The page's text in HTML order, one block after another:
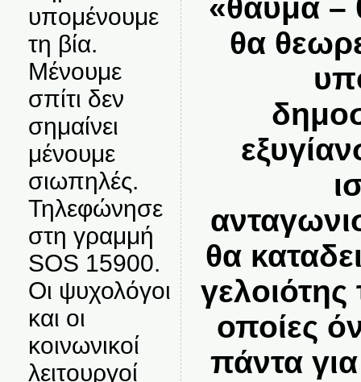
υπομένουμε
τη βία.
Μένουμε
σπίτι δεν
σημαίνει
μένουμε
σιωπηλές.
Τηλεφώνησε
στη γραμμή
SOS 15900.
Οι ψυχολόγοι
και οι
κοινωνικοί
λειτουργοί
«θαύμα –
θα
θα
οποίες
πάντα για